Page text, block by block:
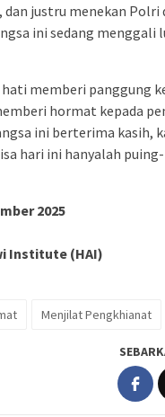
dan justru menekan Polri
ini sedang menggali
memberi panggung
hormat kepada
ini berterima kasih,
hari ini hanyalah
2025
Institute (HAI)
Menjilat Pengkhianat